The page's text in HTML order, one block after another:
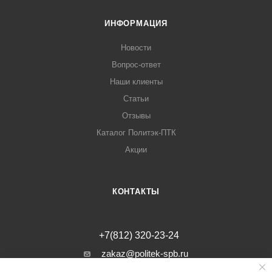
Химическая стойкость муфты к большинству веществ и
ИНФОРМАЦИЯ
Новости
Вопрос-ответ
Наши клиенты
Статьи
Отзывы
Каталог Политэк-ПТК
Акции
КОНТАКТЫ
+7(812) 320-23-24
zakaz@politek-spb.ru